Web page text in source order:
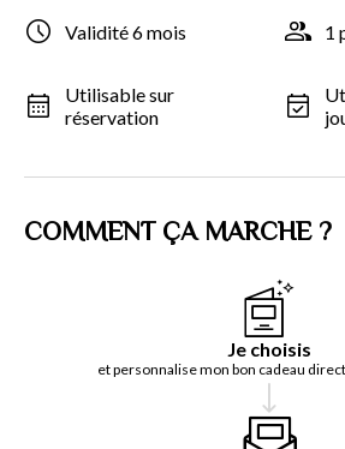
Validité 6 mois 1
Utilisable sur
réservation
COMMENT ÇA MARCHE ?
Je choisis
et personnalise mon bon cadeau